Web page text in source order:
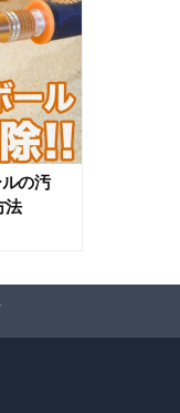
の汚
法